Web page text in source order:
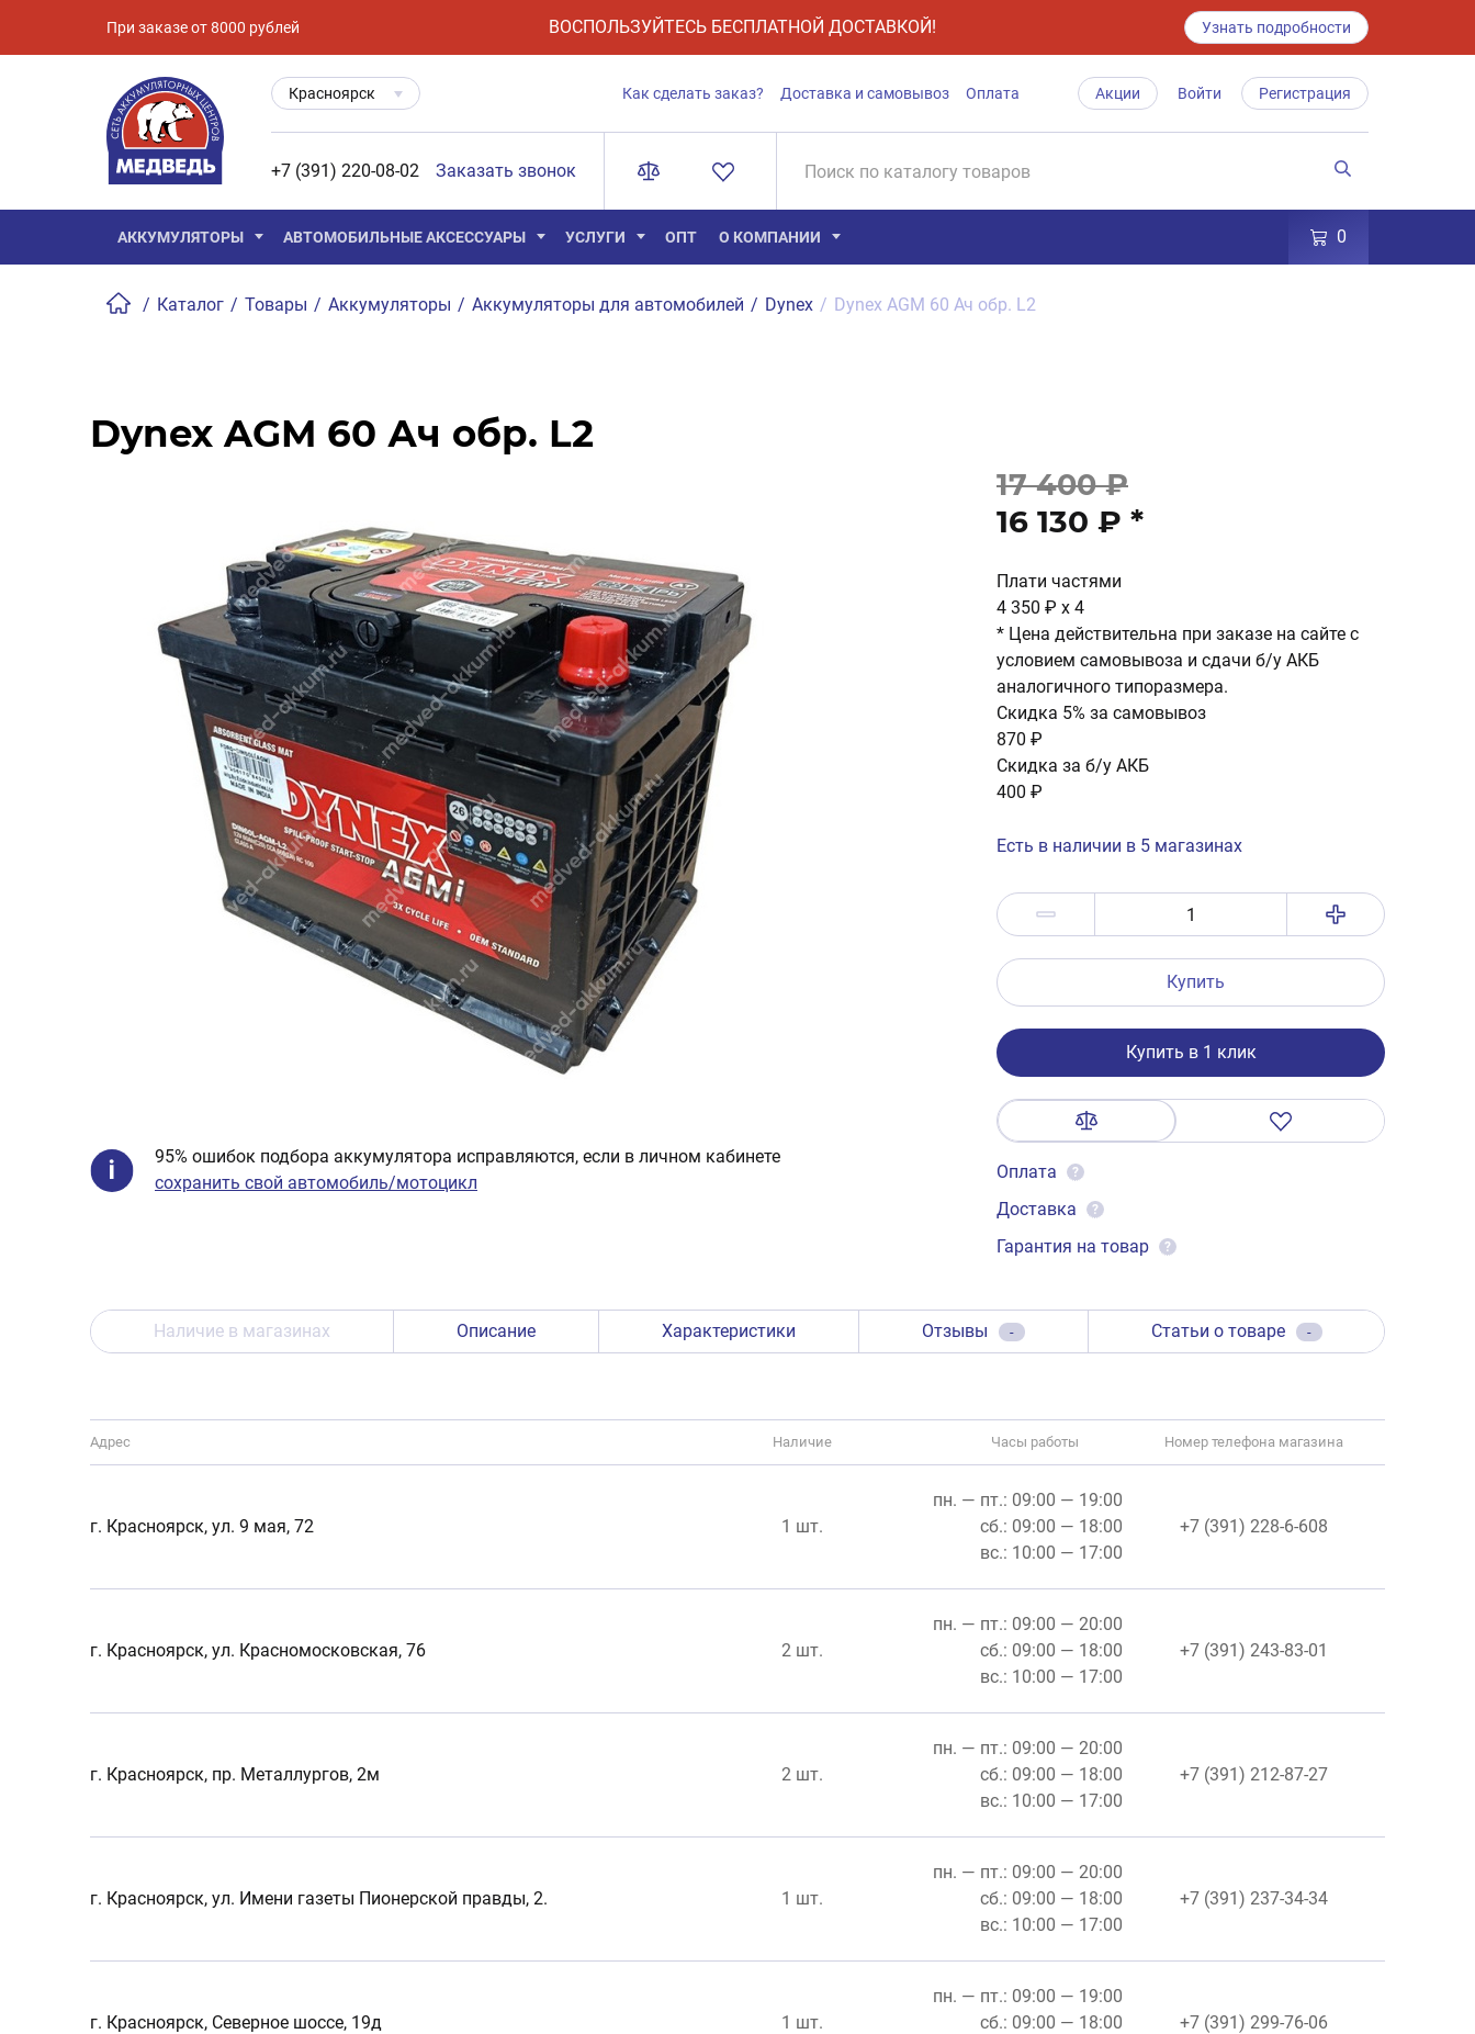
При заказе от 8000 рублей ВОСПОЛЬЗУЙТЕСЬ БЕСПЛАТНОЙ ДОСТАВКОЙ! Узнать подробности
Красноярск Как сделать заказ? Доставка и самовывоз Оплата Акции Войти Регистрация
+7 (391) 220-08-02 Заказать звонок
АККУМУЛЯТОРЫ АВТОМОБИЛЬНЫЕ АКСЕССУАРЫ УСЛУГИ ОПТ О КОМПАНИИ 0
/ Каталог / Товары / Аккумуляторы / Аккумуляторы для автомобилей / Dynex / Dynex AGM 60 Ач обр. L2
Dynex AGM 60 Ач обр. L2
95% ошибок подбора аккумулятора исправляются, если в личном кабинете
сохранить свой автомобиль/мотоцикл
17 400 ₽
16 130 ₽ *
Плати частями
4 350 ₽ x 4
* Цена действительна при заказе на сайте с
условием самовывоза и сдачи б/у АКБ
аналогичного типоразмера.
Скидка 5% за самовывоз
870 ₽
Скидка за б/у АКБ
400 ₽
Есть в наличии в 5 магазинах
Купить
Купить в 1 клик
Оплата ?
Доставка ?
Гарантия на товар ?
Наличие в магазинах Описание Характеристики Отзывы - Статьи о товаре -
Адрес Наличие Часы работы Номер телефона магазина
г. Красноярск, ул. 9 мая, 72 1 шт.
пн. — пт.: 09:00 — 19:00
сб.: 09:00 — 18:00
вс.: 10:00 — 17:00
+7 (391) 228-6-608
г. Красноярск, ул. Красномосковская, 76 2 шт.
пн. — пт.: 09:00 — 20:00
сб.: 09:00 — 18:00
вс.: 10:00 — 17:00
+7 (391) 243-83-01
г. Красноярск, пр. Металлургов, 2м 2 шт.
пн. — пт.: 09:00 — 20:00
сб.: 09:00 — 18:00
вс.: 10:00 — 17:00
+7 (391) 212-87-27
г. Красноярск, ул. Имени газеты Пионерской правды, 2. 1 шт.
пн. — пт.: 09:00 — 20:00
сб.: 09:00 — 18:00
вс.: 10:00 — 17:00
+7 (391) 237-34-34
г. Красноярск, Северное шоссе, 19д 1 шт.
пн. — пт.: 09:00 — 19:00
сб.: 09:00 — 18:00
+7 (391) 299-76-06